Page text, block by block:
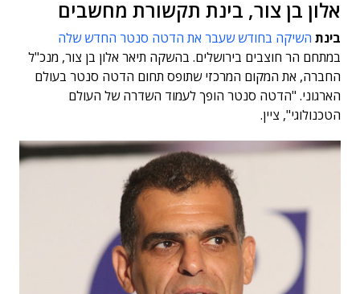
אלון בן צור, בינת תקשורת מחשבים
בינת השיקה בחודש שעבר את הדטה סנטר החדש שלה
במתחם הר חוצבים בירושלים. בהשקה תיאר אלון בן צור, מנכ"ל
החברה, את המקום המרכזי שתופס תחום הדטה סנטר בעולם
הארגוני. "הדטה סנטר הופך לעמוד השדרה של העולם
הטכנולוגי", ציין.